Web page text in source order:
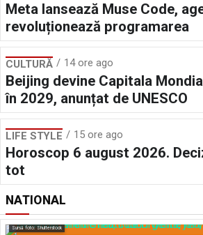
Meta lansează Muse Code,
revoluționează programarea
CULTURĂ 14 ore ago
Beijing devine Capitala
în 2029, anunțat de UNESCO
LIFE STYLE 15 ore ago
Horoscop 6 august 2026.
tot
NATIONAL
Sursă foto: Shutterstock